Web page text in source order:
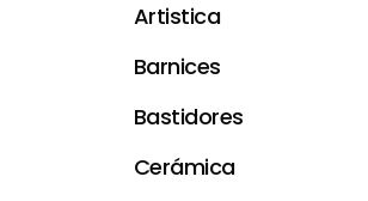
Artistica
Barnices
Bastidores
Cerámica